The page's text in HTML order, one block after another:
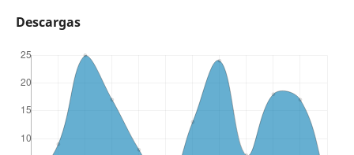
Descargas